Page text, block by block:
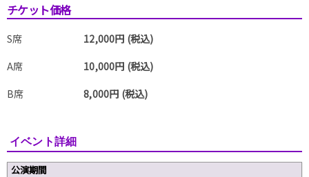
チケット価格
S席
12,000円 (税込)
A席
10,000円 (税込)
B席
8,000円 (税込)
イベント詳細
公演期間